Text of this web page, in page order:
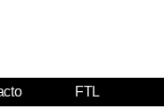
FTL